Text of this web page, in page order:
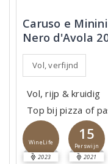
Caruso e
Nero d'Avola
Vol, verfijnd
Vol, rijp & kruidig
Top bij pizza of
WineLife
2023
15
Perswijn
2021